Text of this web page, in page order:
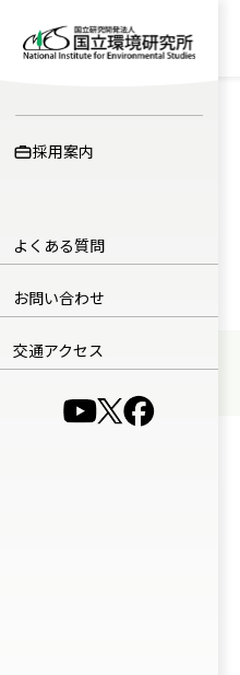
採用案内
よくある質問
お問い合わせ
交通アクセス
（別ウインドウで
（別ウインド
（別ウイ